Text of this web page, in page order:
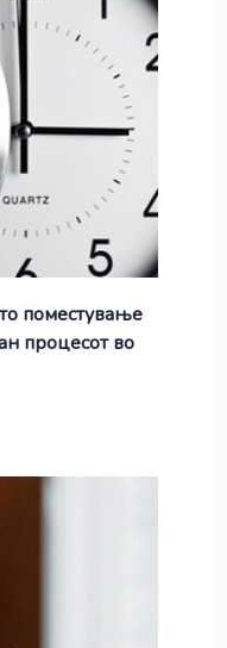
поместување
процесот во